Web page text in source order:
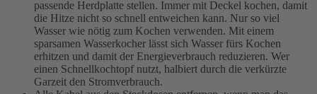
passende Herdplatte stellen. Immer mit Deckel kochen, damit
die Hitze nicht so schnell entweichen kann. Nur so viel
Wasser wie nötig zum Kochen verwenden. Mit einem
sparsamen Wasserkocher lässt sich Wasser fürs Kochen
erhitzen und damit der Energieverbrauch reduzieren. Wer
einen Schnellkochtopf nutzt, halbiert durch die verkürzte
Garzeit den Stromverbrauch.